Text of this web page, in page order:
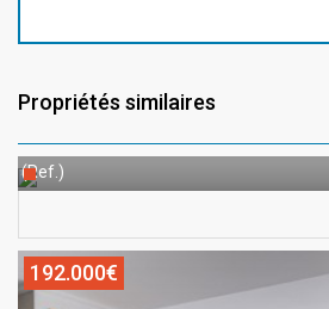
Propriétés similaires
(Ref.)
192.000€